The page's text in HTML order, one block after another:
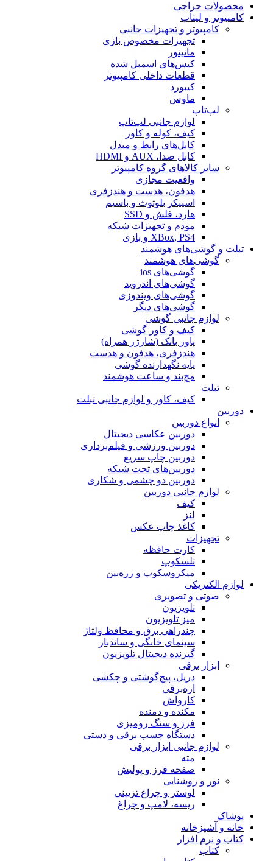
محصولات حراجی
کامپیوتر و لپتاپ
کامپیوتر و تجهیزات جانبی
تجهیزات مخصوص بازی
مانیتور
کیس‌های اسمبل شده
قطعات داخلی کامپیوتر
کیبورد
ماوس
لپ‌تاپ
لوازم جانبی لپ‌تاپ
کیف، کوله و کاور
کابل‌های رابط و مبدل
کابل صدا، AUX و HDMI
سایر کالاهای گروه کامپیوتر
واقعیت مجازی
هدفون، هدست و هندزفری
اسپیکر بلوتوث و باسیم
هارد، فلش و SSD
مودم و تجهیزات شبکه
XBox, PS4 و بازی
تبلت و گوشی‌های هوشمند
گوشی‌های هوشمند
گوشی‌های ios
گوشی‌های اندروید
گوشی‌های ویندوزی
گوشی‌های دیگر
لوازم جانبی گوشی
کیف و کاور گوشی
پاور بانک (شارژر همراه)
هندزفری، هدفون و هدست
پایه نگهدارنده گوشی
مچ‌بند و ساعت هوشمند
تبلت
کیف، کاور و لوازم جانبی تبلت
دوربین
انواع دوربین
دوربین عکاسی دیجیتال
دوربین ورزشی و فیلم‌برداری
دوربین چاپ سریع
دوربین‌های تحت شبکه
دوربین دو چشمی و شکاری
لوازم جانبی دوربین
کیف
لنز
کاغذ چاپ عکس
تجهیزات
کارت حافظه
تلسکوپ
میکروسکوپ و زره‌بین
لوازم الکتریکی
صوتی و تصویری
تلویزیون
میز تلویزیون
چندراهی برق و محافظ ولتاژ
سینمای خانگی و ساندبار
گیرنده دیجیتال تلویزیون
ابزار برقی
دریل، پیچ‌گوشتی و چکشی
اره‌برقی
کارواش
مکنده و دمنده
فرز و سنگ رومیزی
دستگاه چسب برقی و دستی
لوازم جانبی ابزار برقی
مته
صفحه فرز و پولیش
نور و روشنایی
لوستر و چراغ تزیینی
ریسه، لامپ و چراغ
پوشاک
خانه و آشپزخانه
کتاب و نرم افزار
کتاب